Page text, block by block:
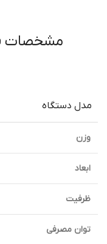
مشخصات
مدل دستگاه
وزن
ابعاد
ظرفیت
توان مصرفی